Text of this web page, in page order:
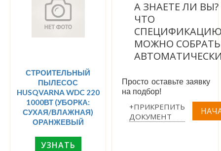
СТРОИТЕЛЬНЫЙ
ПЫЛЕСОС
HUSQVARNA WDC 220
1000ВТ (УБОРКА:
СУХАЯ/ВЛАЖНАЯ)
ОРАНЖЕВЫЙ
УЗНАТЬ
А ЗНАЕТЕ ЛИ ВЫ?
ЧТО
МОЖНО СОБРАТЬ
Просто оставьте заявку
на подбор!
+ПРИКРЕПИТЬ
ДОКУМЕНТ